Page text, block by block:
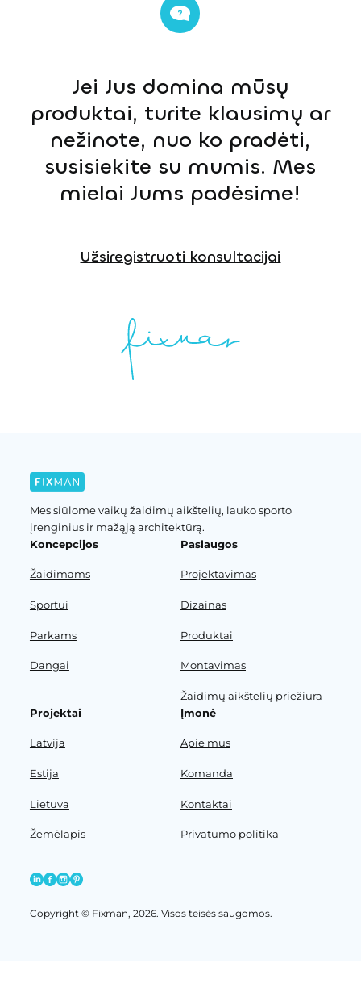
Jei Jus domina mūsų
produktai, turite klausimų ar
nežinote, nuo ko pradėti,
susisiekite su mumis. Mes
mielai Jums padėsime!
Užsiregistruoti konsultacijai
Mes siūlome vaikų žaidimų aikštelių, lauko sporto
įrenginius ir mažąją architektūrą.
Koncepcijos
Žaidimams
Sportui
Parkams
Dangai
Paslaugos
Projektavimas
Dizainas
Produktai
Montavimas
Žaidimų aikštelių priežiūra
Projektai
Latvija
Estija
Lietuva
Žemėlapis
Įmonė
Apie mus
Komanda
Kontaktai
Privatumo politika
Copyright © Fixman, 2026. Visos teisės saugomos.